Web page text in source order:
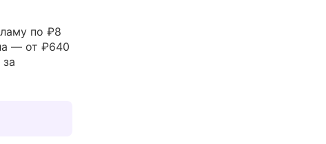
по ₽8
— от ₽640